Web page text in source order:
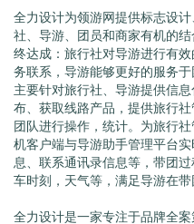
全力设计为领游网提供标志设
社、导游、团员和商家有机的
终达成：旅行社对导游进行有
务联系，导游能够更好的服务
主要针对旅行社、导游提供信
布、获取线路产品，提供旅行
团队进行操作，统计。为旅行
机客户端与导游助手管理平台
息、联系通讯录信息等，带团
车时刻，天气等，满足导游在
全力设计是一家专注于品牌全